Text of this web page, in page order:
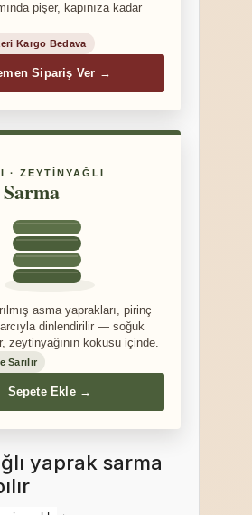
pişer, kapınıza kadar
Kargo Bedava
Sipariş Ver →
· ZEYTINYAĞLI
asma yaprakları, pirinç
dinlendirilir — soğuk
zeytinyağının kokusu içinde.
Sarılır
Sepete Ekle →
yaprak sarma